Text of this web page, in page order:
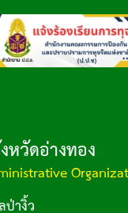
หวัดอ่างทอง
ป่างิ้ว